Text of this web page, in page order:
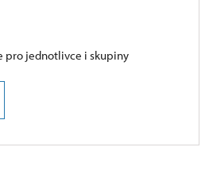
pro jednotlivce i skupiny